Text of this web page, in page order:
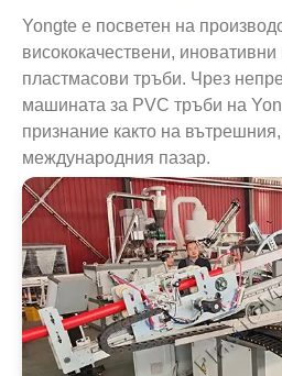
Yongte е посветен на
висококачествени,
пластмасови тръби. Чрез
машината за PVC тръби на
признание както на
международния пазар.